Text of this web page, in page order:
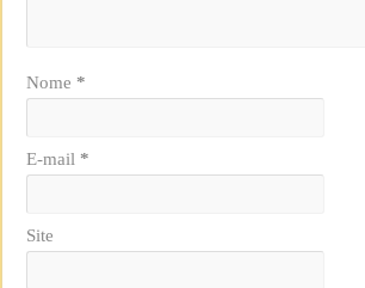
Nome *
E-mail *
Site